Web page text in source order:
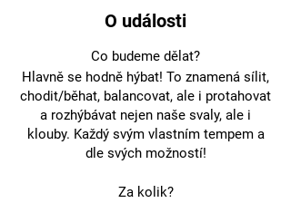
O události
Co budeme dělat?
Hlavně se hodně hýbat! To znamená sílit,
chodit/běhat, balancovat, ale i protahovat
a rozhýbávat nejen naše svaly, ale i
klouby. Každý svým vlastním tempem a
dle svých možností!
Za kolik?